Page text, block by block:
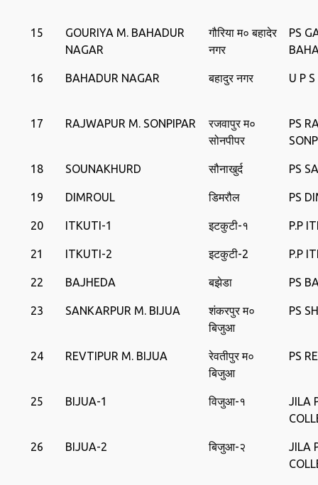
15
GOURIYA M. BAHADUR
NAGAR
गौरिया म० बहादेर
नगर
PS
16 BAHADUR NAGAR बहादुर नगर U P
17 RAJWAPUR M. SONPIPAR
रजवापुर म०
सोनपीपर
PS
18 SOUNAKHURD सौनाखुर्द PS
19 DIMROUL डिमरौल PS
20 ITKUTI-1 इटकुटी-१ P.P
21 ITKUTI-2 इटकुटी-2 P.P
22 BAJHEDA बझेडा PS
23 SANKARPUR M. BIJUA
शंकरपुर म०
बिजुआ
PS
24 REVTIPUR M. BIJUA
रेवतीपुर म०
बिजुआ
PS
25 BIJUA-1 विजुआ-१
JILA
26 BIJUA-2 बिजुआ-२
JILA